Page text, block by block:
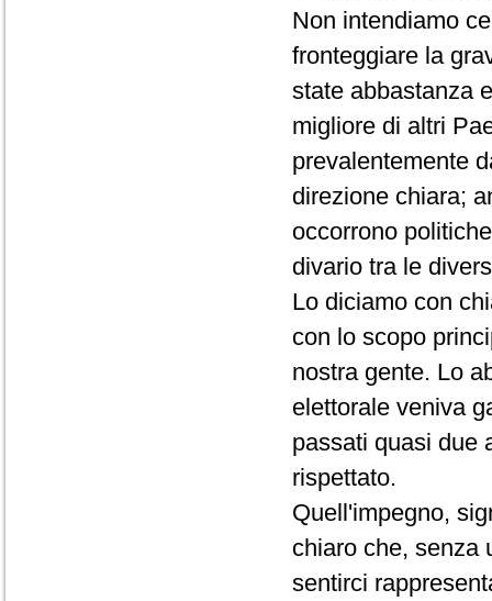
Non intendiamo
fronteggiare la
state abbastanza
migliore di altri
prevalentemente
direzione chiara;
occorrono
divario tra le
Lo diciamo con
con lo scopo
nostra gente. Lo
elettorale veniva
passati quasi due
rispettato.
Quell'impegno,
chiaro che, senza
sentirci